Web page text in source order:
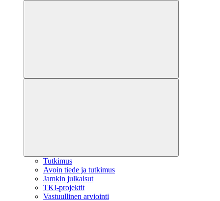
Tutkimus
Avoin tiede ja tutkimus
Jamkin julkaisut
TKI-projektit
Vastuullinen arviointi